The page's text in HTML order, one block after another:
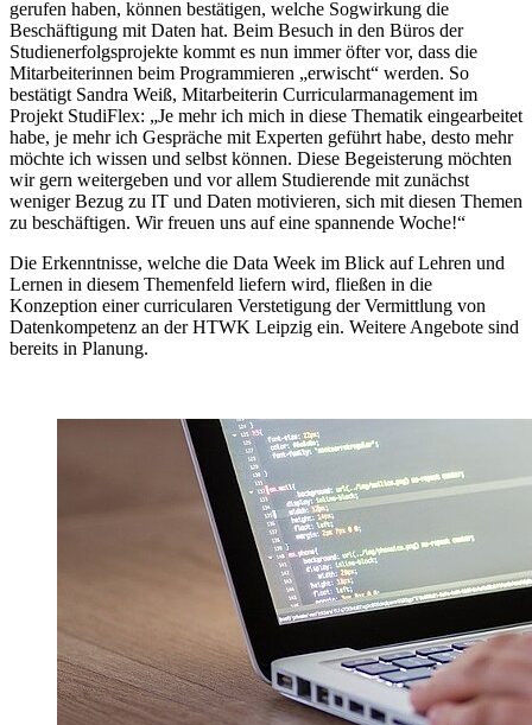
gerufen haben, können bestätigen, welche Sogwirkung die
Beschäftigung mit Daten hat. Beim Besuch in den Büros der
Studienerfolgsprojekte kommt es nun immer öfter vor, dass die
Mitarbeiterinnen beim Programmieren „erwischt“ werden. So
bestätigt Sandra Weiß, Mitarbeiterin Curricularmanagement im
Projekt StudiFlex: „Je mehr ich mich in diese Thematik eingearbeitet
habe, je mehr ich Gespräche mit Experten geführt habe, desto mehr
möchte ich wissen und selbst können. Diese Begeisterung möchten
wir gern weitergeben und vor allem Studierende mit zunächst
weniger Bezug zu IT und Daten motivieren, sich mit diesen Themen
zu beschäftigen. Wir freuen uns auf eine spannende Woche!“
Die Erkenntnisse, welche die Data Week im Blick auf Lehren und
Lernen in diesem Themenfeld liefern wird, fließen in die
Konzeption einer curricularen Verstetigung der Vermittlung von
Datenkompetenz an der HTWK Leipzig ein. Weitere Angebote sind
bereits in Planung.